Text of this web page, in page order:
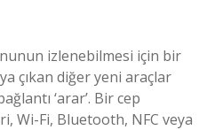
izlenebilmesi için bir
çıkan diğer yeni araçlar
‘arar’. Bir cep
Wi-Fi, Bluetooth, NFC veya